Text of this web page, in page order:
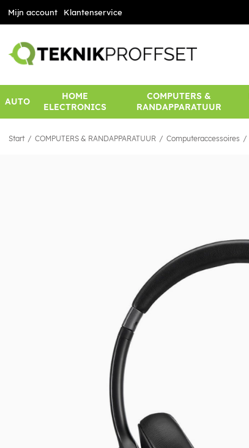
Mijn account Klantenservice
AUTO
HOME
ELECTRONICS
COMPUTERS &
RANDAPPARATUUR
Start COMPUTERS & RANDAPPARATUUR Computeraccessoires